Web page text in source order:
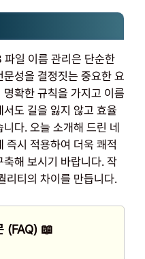
일 이름 관리은 단순한
성을 결정짓는 중요한 요
확한 규칙을 가지고 이름
도 길을 잃지 않고 효율
다. 오늘 소개해 드린 네
즉시 적용하여 더욱 쾌적
해 보시기 바랍니다. 작
리티의 차이를 만듭니다.
(FAQ) 📖